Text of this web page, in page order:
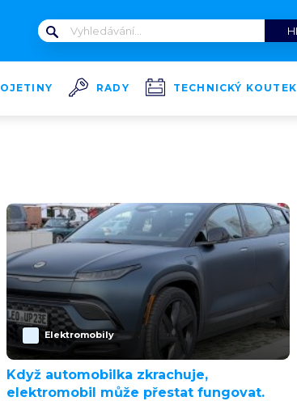
OJETINY RADY TECHNICKÝ KOUTEK
Elektromobily
Když automobilka zkrachuje,
elektromobil může přestat fungovat.